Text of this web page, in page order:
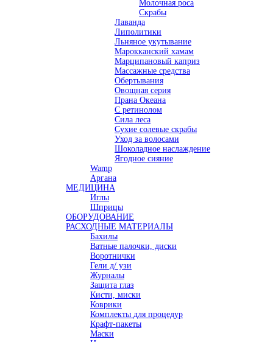
Молочная роса
Скрабы
Лаванда
Липолитики
Льняное укутывание
Марокканский хамам
Марципановый каприз
Массажные средства
Обертывания
Овощная серия
Прана Океана
С ретинолом
Сила леса
Сухие солевые скрабы
Уход за волосами
Шоколадное наслаждение
Ягодное сияние
Wamp
Аргана
МЕДИЦИНА
Иглы
Шприцы
ОБОРУДОВАНИЕ
РАСХОДНЫЕ МАТЕРИАЛЫ
Бахилы
Ватные палочки, диски
Воротнички
Гели д/ узи
Журналы
Защита глаз
Кисти, миски
Коврики
Комплекты для процедур
Крафт-пакеты
Маски